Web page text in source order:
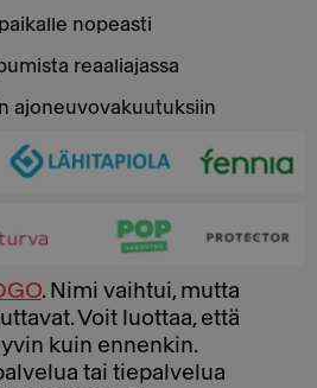
nopeasti
reaaliajassa
ajoneuvovakuutuksiin
. Nimi vaihtui, mutta
Voit luottaa, että
kuin ennenkin.
tai tiepalvelua